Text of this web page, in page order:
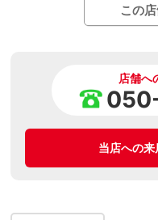
この
店舗へ
当店への